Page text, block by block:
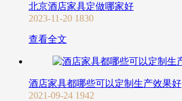
北京酒店家具定做哪家好
2023-11-20 1830
查看全文
酒店家具都哪些可以定制生产效果好
2021-09-24 1942